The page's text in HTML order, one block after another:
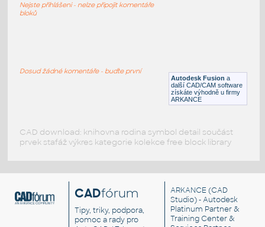
DWG Počítače
Projektor Epson PowerLite 4000 Series
Autodesk Fusion a
další CAD/CAM software
získáte výhodně u firmy
ARKANCE
Nejste přihlášeni - nelze připojit komentáře
bloků
Dosud žádné komentáře - buďte první
CAD download: knihovna rodina symbol detail součást
prvek stafáž výkres kategorie kolekce free block library
CADfórum
Tipy, triky, podpora,
pomoc a rady pro
ARKANCE (CAD
Studio) - Autodesk
Platinum Partner &
Training Center &